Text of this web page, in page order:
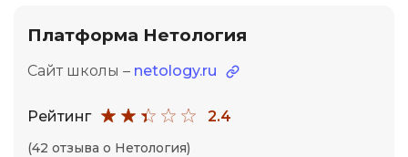
Платформа Нетология
Сайт школы – netology.ru
Рейтинг 2.4
(42 отзыва о Нетология)